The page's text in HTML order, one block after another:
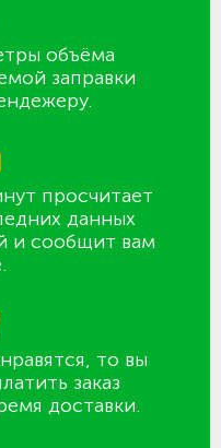
объёма
заправки
просчитает
данных
и сообщит вам
то вы
заказ
доставки.